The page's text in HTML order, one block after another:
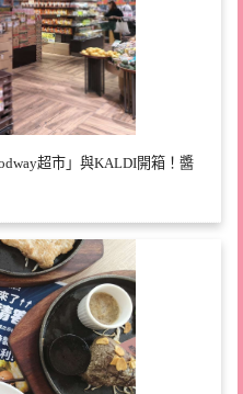
超市」與KALDI開箱！醬